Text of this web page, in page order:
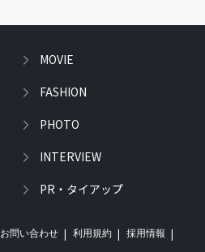
MOVIE
FASHION
PHOTO
INTERVIEW
PR・タイアップ
お問い合わせ 利用規約 採用情報